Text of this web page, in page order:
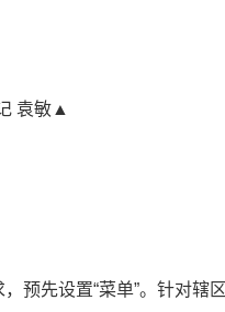
袁敏▲
先设置“菜单”。针对辖